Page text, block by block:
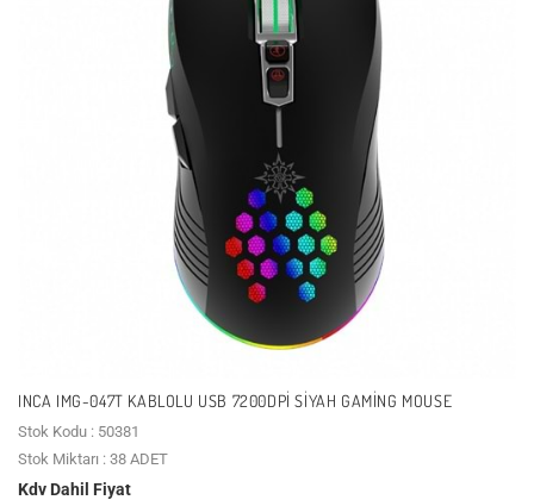
INCA IMG-047T KABLOLU USB 7200DPI SIYAH GAMING MOUSE
Stok Kodu : 50381
Stok Miktarı : 38 ADET
Kdv Dahil Fiyat